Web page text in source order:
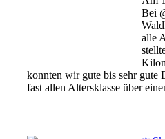
Bei
alle
konnten wir gute bis sehr gute
fast allen Altersklasse über